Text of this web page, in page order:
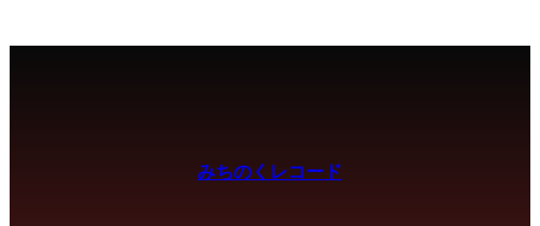
みちのくレコード